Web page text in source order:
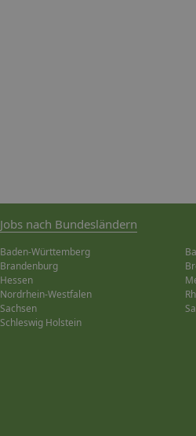
Jobs nach Bundesländern
Baden-Württemberg
Brandenburg
Hessen
Nordrhein-Westfalen
Sachsen
Schleswig Holstein